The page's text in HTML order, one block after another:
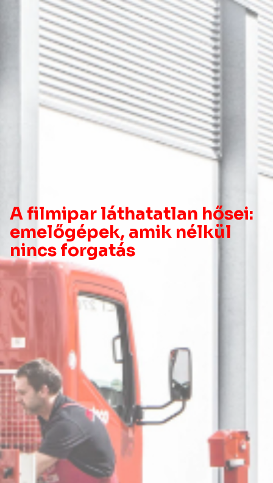
A filmipar láthatatlan hősei:
emelőgépek, amik nélkül
nincs forgatás